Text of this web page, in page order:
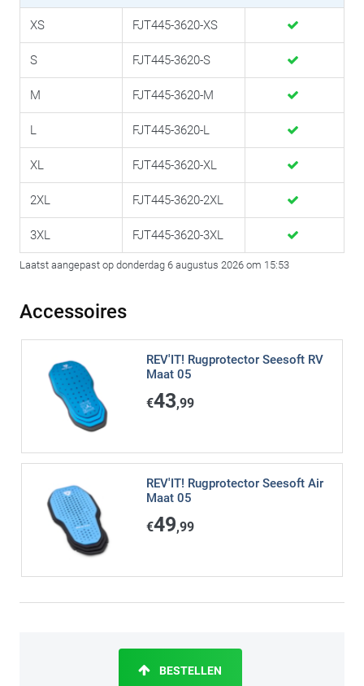
XS FJT445-3620-XS
S FJT445-3620-S
M FJT445-3620-M
L FJT445-3620-L
XL FJT445-3620-XL
2XL FJT445-3620-2XL
3XL FJT445-3620-3XL
Laatst aangepast op donderdag 6 augustus 2026 om 15:53
Accessoires
REV'IT! Rugprotector Seesoft RV
Maat 05
€43,99
REV'IT! Rugprotector Seesoft Air
Maat 05
€49,99
BESTELLEN